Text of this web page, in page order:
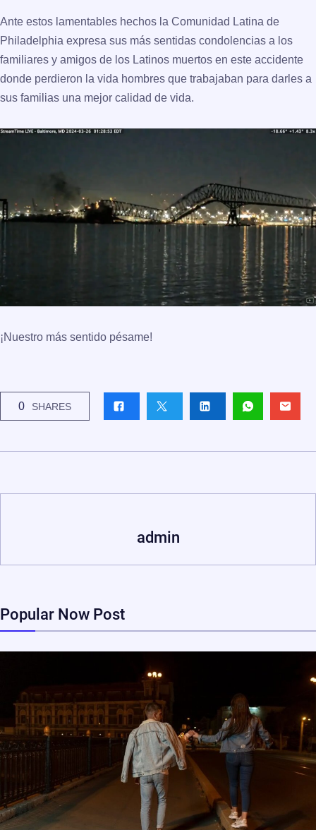
Ante estos lamentables hechos la Comunidad Latina de
Philadelphia expresa sus más sentidas condolencias a los
familiares y amigos de los Latinos muertos en este accidente
donde perdieron la vida hombres que trabajaban para darles a
sus familias una mejor calidad de vida.
¡Nuestro más sentido pésame!
0 SHARES
admin
Popular Now Post